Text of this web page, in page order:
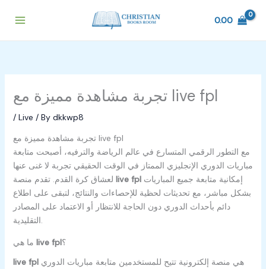
0.00
تجربة مشاهدة مميزة مع live fpl
/ Live / By dkkwp8
تجربة مشاهدة مميزة مع live fpl
مع التطور الرقمي المتسارع في عالم الرياضة والترفيه، أصبحت متابعة
مباريات الدوري الإنجليزي الممتاز في الوقت الحقيقي تجربة لا غنى عنها
live fplإمكانية متابعة جميع المباريات
بشكل مباشر، مع تحديثات لحظية للإحصاءات والنتائج، لتبقى على اطلاع
دائم بأحداث الدوري دون الحاجة للانتظار أو الاعتماد على المصادر
التقليدية.
live fpl؟
live fplهي منصة إلكترونية تتيح للمستخدمين متابعة مباريات الدوري